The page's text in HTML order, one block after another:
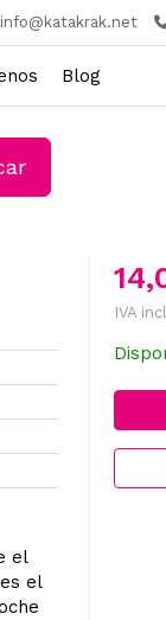
info@katakrak.net
Blog
IVA
el
el